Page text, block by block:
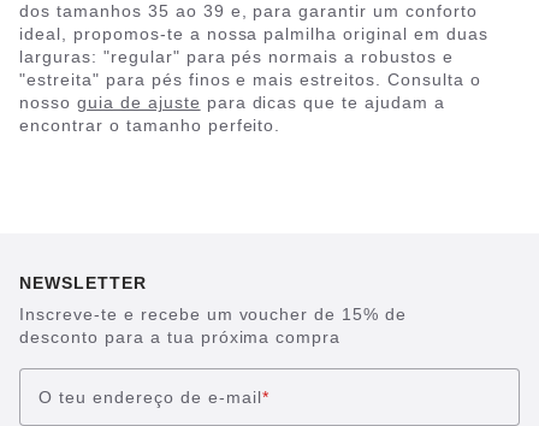
dos tamanhos 35 ao 39 e, para garantir um conforto
ideal, propomos-te a nossa palmilha original em duas
larguras: "regular" para pés normais a robustos e
"estreita" para pés finos e mais estreitos. Consulta o
nosso guia de ajuste para dicas que te ajudam a
encontrar o tamanho perfeito.
NEWSLETTER
Inscreve-te e recebe um voucher de 15% de
desconto para a tua próxima compra
O teu endereço de e-mail*